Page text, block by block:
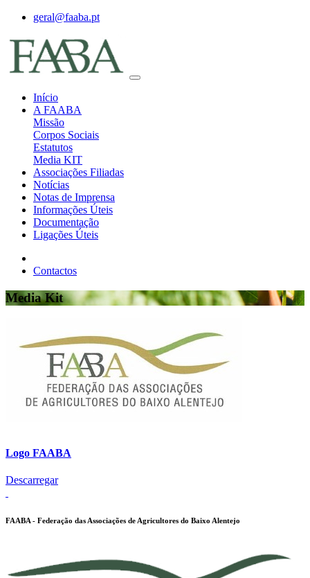
geral@faaba.pt
Início
A FAABA
Missão
Corpos Sociais
Estatutos
Media KIT
Associações Filiadas
Notícias
Notas de Imprensa
Informações Úteis
Documentação
Ligações Úteis
Contactos
Media Kit
Logo FAABA
Descarregar
FAABA - Federação das Associações de Agricultores do Baixo Alentejo